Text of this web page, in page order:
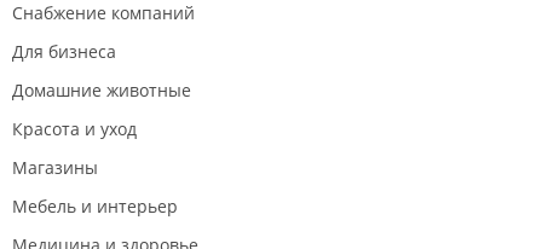
Снабжение компаний
Для бизнеса
Домашние животные
Красота и уход
Магазины
Мебель и интерьер